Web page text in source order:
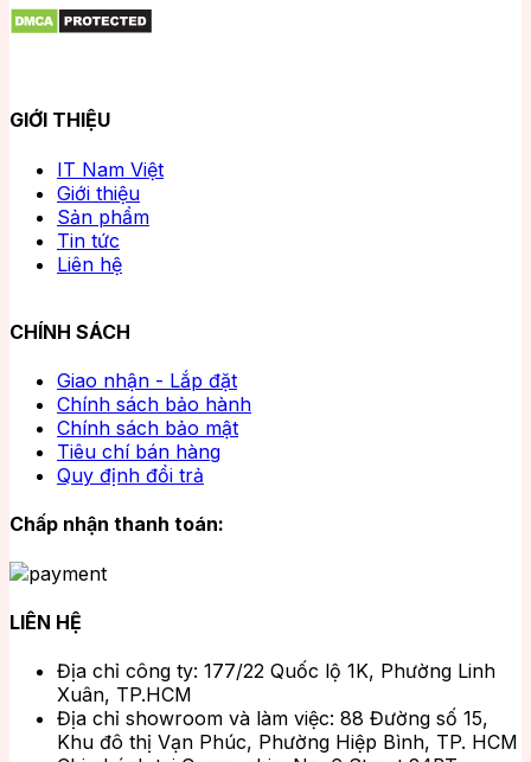
GIỚI THIỆU
IT Nam Việt
Giới thiệu
Sản phẩm
Tin tức
Liên hệ
CHÍNH SÁCH
Giao nhận - Lắp đặt
Chính sách bảo hành
Chính sách bảo mật
Tiêu chí bán hàng
Quy định đổi trả
Chấp nhận thanh toán:
LIÊN HỆ
Địa chỉ công ty: 177/22 Quốc lộ 1K, Phường Linh
Xuân, TP.HCM
Địa chỉ showroom và làm việc: 88 Đường số 15,
Khu đô thị Vạn Phúc, Phường Hiệp Bình, TP. HCM